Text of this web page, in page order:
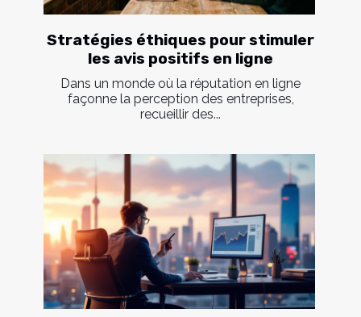
Stratégies éthiques pour stimuler
les avis positifs en ligne
Dans un monde où la réputation en ligne
façonne la perception des entreprises,
recueillir des...